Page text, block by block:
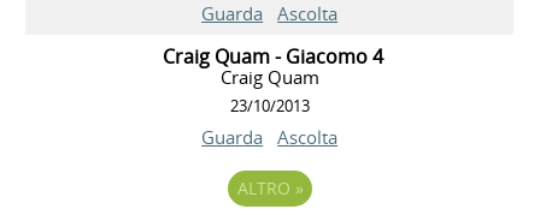
Guarda Ascolta
Craig Quam - Giacomo 4
Craig Quam
23/10/2013
Guarda Ascolta
ALTRO »